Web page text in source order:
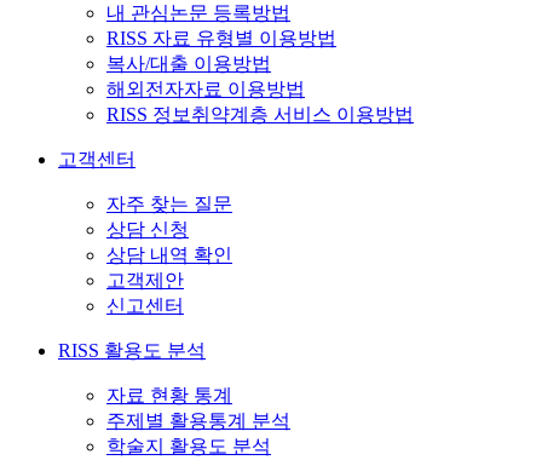
내 관심논문 등록방법
RISS 자료 유형별 이용방법
복사/대출 이용방법
해외전자자료 이용방법
RISS 정보취약계층 서비스 이용방법
고객센터
자주 찾는 질문
상담 신청
상담 내역 확인
고객제안
신고센터
RISS 활용도 분석
자료 현황 통계
주제별 활용통계 분석
학술지 활용도 분석